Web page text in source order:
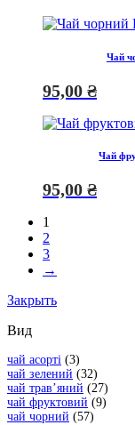
Чай
95,00 ₴
Чай
95,00 ₴
1
2
3
→
Закрыть
Вид
чай асорті (3)
чай зелений (32)
чай травʼяний (27)
чай фруктовий (9)
чай чорний (57)